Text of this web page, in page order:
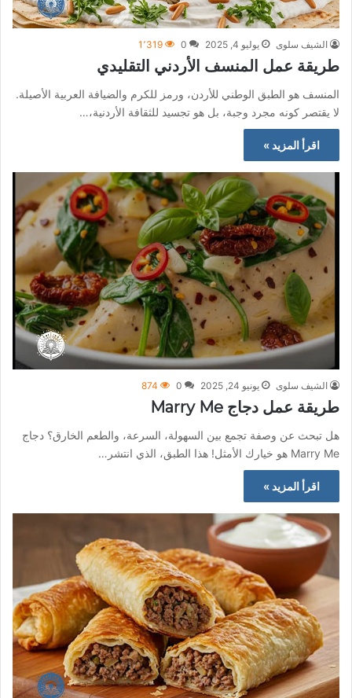
الشيف سلوى يوليو 4, 2025 0 1٬319
طريقة عمل المنسف الأردني التقليدي
المنسف هو الطبق الوطني للأردن، ورمز للكرم والضيافة العربية الأصيلة.
لا يقتصر كونه مجرد وجبة، بل هو تجسيد للثقافة الأردنية،…
اقرأ المزيد »
الشيف سلوى يونيو 24, 2025 0
874
طريقة عمل دجاج Marry Me
هل تبحث عن وصفة تجمع بين السهولة، السرعة، والطعم الخارق؟ دجاج
Marry Me هو خيارك الأمثل! هذا الطبق، الذي انتشر…
اقرأ المزيد »